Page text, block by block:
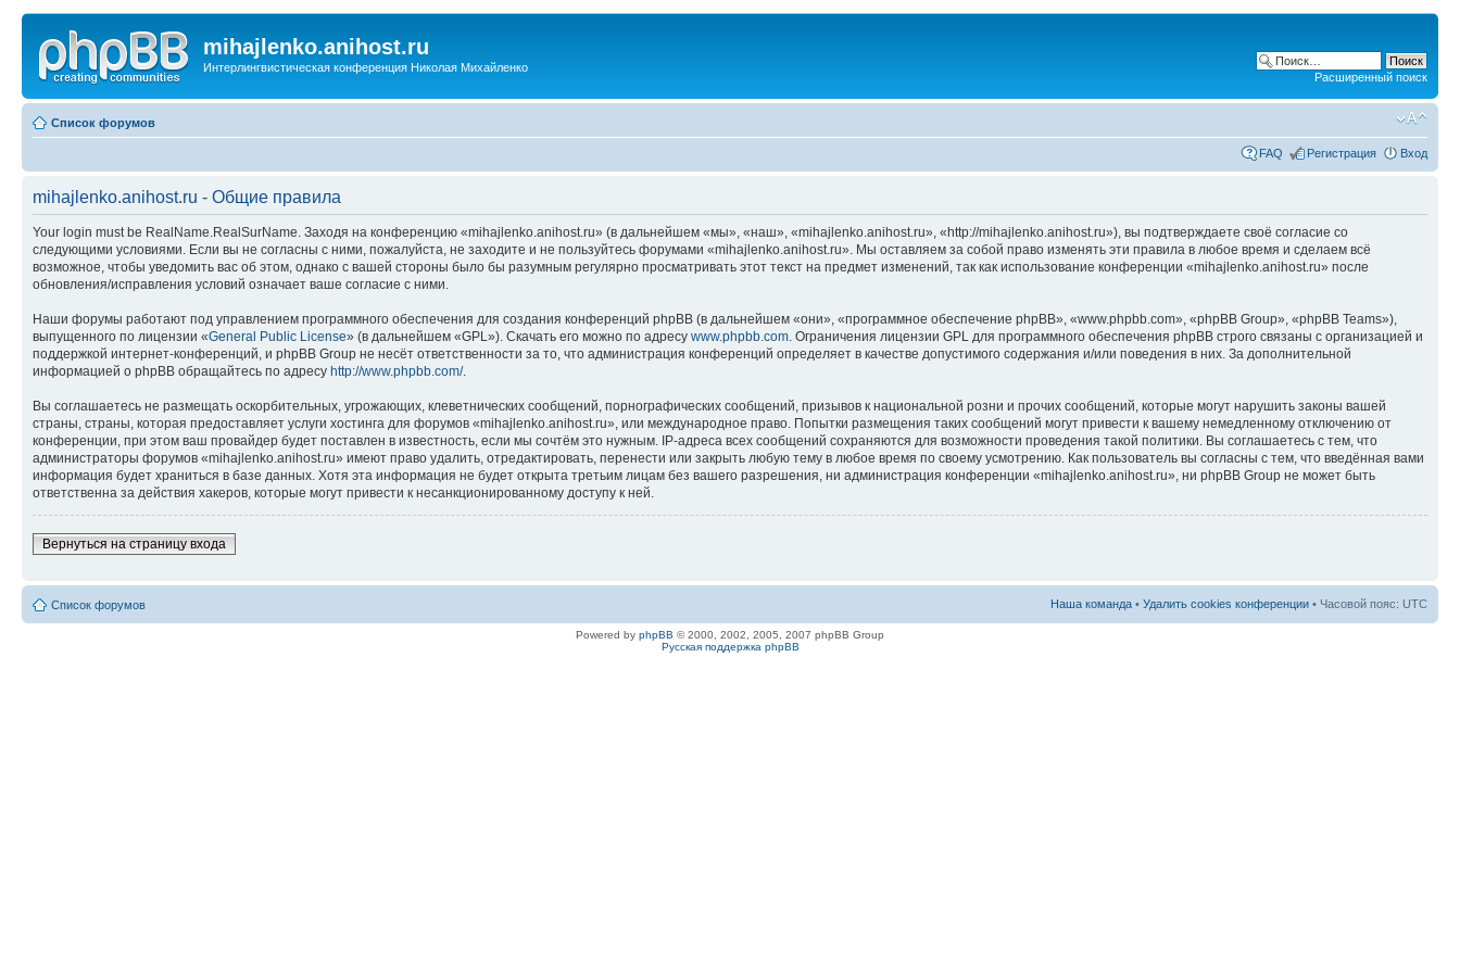
mihajlenko.anihost.ru
Интерлингвистическая конференция Николая Михайленко
Расширенный поиск
Список форумов
FAQ Регистрация Вход
mihajlenko.anihost.ru - Общие правила
Your login must be RealName.RealSurName. Заходя на конференцию «mihajlenko.anihost.ru» (в дальнейшем «мы», «наш», «mihajlenko.anihost.ru», «http://mihajlenko.anihost.ru»), вы подтверждаете своё согласие со
следующими условиями. Если вы не согласны с ними, пожалуйста, не заходите и не пользуйтесь форумами «mihajlenko.anihost.ru». Мы оставляем за собой право изменять эти правила в любое время и сделаем всё
возможное, чтобы уведомить вас об этом, однако с вашей стороны было бы разумным регулярно просматривать этот текст на предмет изменений, так как использование конференции «mihajlenko.anihost.ru» после
обновления/исправления условий означает ваше согласие с ними.
Наши форумы работают под управлением программного обеспечения для создания конференций phpBB (в дальнейшем «они», «программное обеспечение phpBB», «www.phpbb.com», «phpBB Group», «phpBB Teams»),
выпущенного по лицензии «General Public License» (в дальнейшем «GPL»). Скачать его можно по адресу www.phpbb.com . Ограничения лицензии GPL для программного обеспечения phpBB строго связаны с организацией и
поддержкой интернет-конференций, и phpBB Group не несёт ответственности за то, что администрация конференций определяет в качестве допустимого содержания и/или поведения в них. За дополнительной
информацией о phpBB обращайтесь по адресу http://www.phpbb.com/.
Вы соглашаетесь не размещать оскорбительных, угрожающих, клеветнических сообщений, порнографических сообщений, призывов к национальной розни и прочих сообщений, которые могут нарушить законы вашей
страны, страны, которая предоставляет услуги хостинга для форумов «mihajlenko.anihost.ru», или международное право. Попытки размещения таких сообщений могут привести к вашему немедленному отключению от
конференции, при этом ваш провайдер будет поставлен в известность, если мы сочтём это нужным. IP-адреса всех сообщений сохраняются для возможности проведения такой политики. Вы соглашаетесь с тем, что
администраторы форумов «mihajlenko.anihost.ru» имеют право удалить, отредактировать, перенести или закрыть любую тему в любое время по своему усмотрению. Как пользователь вы согласны с тем, что введённая вами
информация будет храниться в базе данных. Хотя эта информация не будет открыта третьим лицам без вашего разрешения, ни администрация конференции «mihajlenko.anihost.ru», ни phpBB Group не может быть
ответственна за действия хакеров, которые могут привести к несанкционированному доступу к ней.
Вернуться на страницу входа
Список форумов Наша команда • Удалить cookies конференции • Часовой пояс: UTC
Powered by phpBB © 2000, 2002, 2005, 2007 phpBB Group
Русская поддержка phpBB